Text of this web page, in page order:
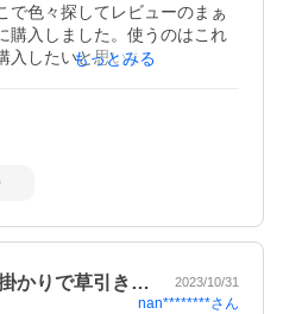
で色々探してレビューのまぁ
購入しました。使うのはこれ
したいと思います。期待を
んと効いてくれています。
もっとみる
かりで草引き… 2023/10/31
nan********さん